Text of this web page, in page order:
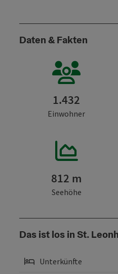
Daten & Fakten
1.432
Einwohner
812 m
Seehöhe
Das ist los in St.
Unterkünfte